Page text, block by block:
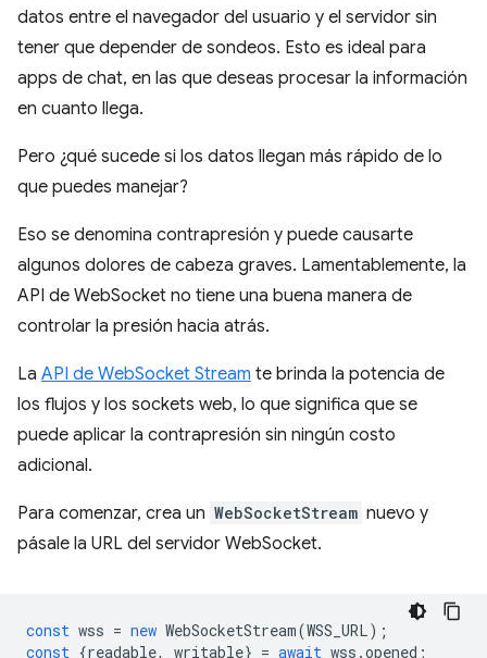
datos entre el navegador del usuario y el servidor sin
tener que depender de sondeos. Esto es ideal para
apps de chat, en las que deseas procesar la información
en cuanto llega.
Pero ¿qué sucede si los datos llegan más rápido de lo
que puedes manejar?
Eso se denomina contrapresión y puede causarte
algunos dolores de cabeza graves. Lamentablemente, la
API de WebSocket no tiene una buena manera de
controlar la presión hacia atrás.
La API de WebSocket Stream te brinda la potencia de
los flujos y los sockets web, lo que significa que se
puede aplicar la contrapresión sin ningún costo
adicional.
Para comenzar, crea un WebSocketStream nuevo y
pásale la URL del servidor WebSocket.
const wss = new WebSocketStream(WSS_URL);
const {readable, writable} = await wss .opened ;